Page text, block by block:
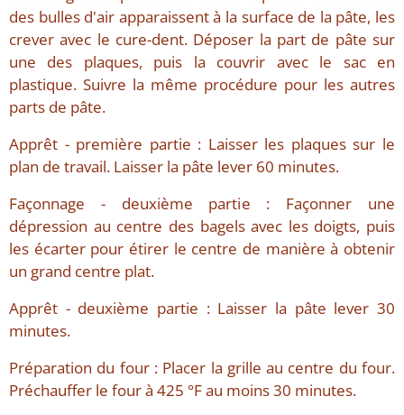
des bulles d'air apparaissent à la surface de la pâte, les
crever avec le cure-dent. Déposer la part de pâte sur
une des plaques, puis la couvrir avec le sac en
plastique. Suivre la même procédure pour les autres
parts de pâte.
Apprêt - première partie : Laisser les plaques sur le
plan de travail. Laisser la pâte lever 60 minutes.
Façonnage - deuxième partie : Façonner une
dépression au centre des bagels avec les doigts, puis
les écarter pour étirer le centre de manière à obtenir
un grand centre plat.
Apprêt - deuxième partie : Laisser la pâte lever 30
minutes.
Préparation du four : Placer la grille au centre du four.
Préchauffer le four à 425 °F au moins 30 minutes.